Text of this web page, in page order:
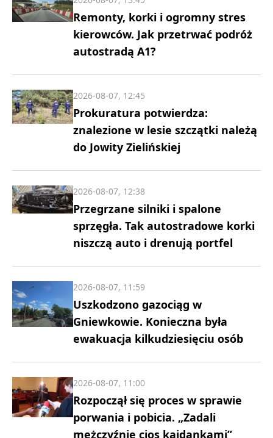
Remonty, korki i ogromny stres
kierowców. Jak przetrwać podróż
autostradą A1?
Prokuratura potwierdza:
znalezione w lesie szczątki należą
do Jowity Zielińskiej
2026-08-07, 12:45
Przegrzane silniki i spalone
sprzęgła. Tak autostradowe korki
niszczą auto i drenują portfel
2026-08-07, 12:38
Uszkodzono gazociąg w
Gniewkowie. Konieczna była
ewakuacja kilkudziesięciu osób
2026-08-07, 11:59
Rozpoczął się proces w sprawie
porwania i pobicia. „Zadali
mężczyźnie cios kajdankami”
2026-08-07, 11:00